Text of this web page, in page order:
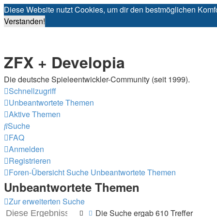
Diese Website nutzt Cookies, um dir den bestmöglichen
Verstanden!
ZFX + Developia
Die deutsche Spieleentwickler-Community (seit 1999).
Schnellzugriff
Unbeantwortete Themen
Aktive Themen
Suche
FAQ
Anmelden
Registrieren
Foren-ÜbersichtSuche Unbeantwortete Themen
Unbeantwortete Themen
Zur erweiterten Suche
SucheErweiterte Suche
Die Suche ergab 610 Treffer